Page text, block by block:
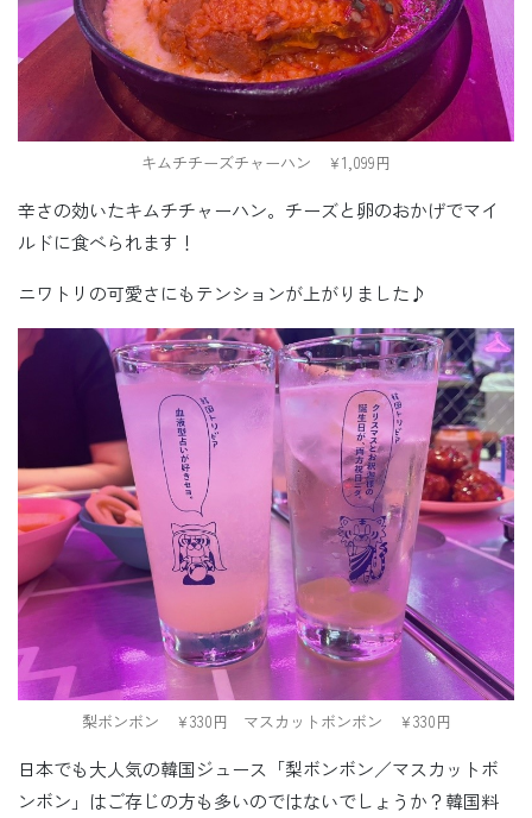
キムチチーズチャーハン ￥1,099円
辛さの効いたキムチチャーハン。チーズと卵のおかげでマイ
ルドに食べられます！
ニワトリの可愛さにもテンションが上がりました♪
梨ボンボン ￥330円 マスカットボンボン ￥330円
日本でも大人気の韓国ジュース「梨ボンボン／マスカットボ
ンボン」はご存じの方も多いのではないでしょうか？韓国料